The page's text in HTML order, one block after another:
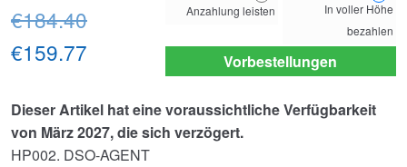
yourAnzahlung leisten
In voller Höhe
bezahlen
Vorbestellungen
€184.40Ursprünglicher
€184.40
€159.77 Aktueller
ist:
€159.77.
Dieser Artikel hat eine voraussichtliche Verfügbarkeit
von März 2027, die sich verzögert.
HP002. DSO-AGENT